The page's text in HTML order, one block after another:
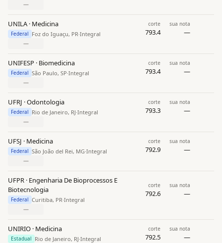
—
UNILA · Medicina
Federal Foz do Iguaçu, PR·Integral
corte
793.4
sua nota
—
—
UNIFESP · Biomedicina
Federal São Paulo, SP·Integral
corte
793.4
sua nota
—
—
UFRJ · Odontologia
Federal Rio de Janeiro, RJ·Integral
corte
793.3
sua nota
—
—
UFSJ · Medicina
Federal São João del Rei, MG·Integral
corte
792.9
sua nota
—
—
UFPR · Engenharia De Bioprocessos E
Biotecnologia
Federal Curitiba, PR·Integral
corte
792.6
sua nota
—
—
UNIRIO · Medicina
Estadual Rio de Janeiro, RJ·Integral
corte
792.5
sua nota
—